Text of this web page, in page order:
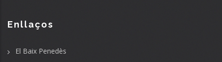
Enllaços
El Baix Penedès